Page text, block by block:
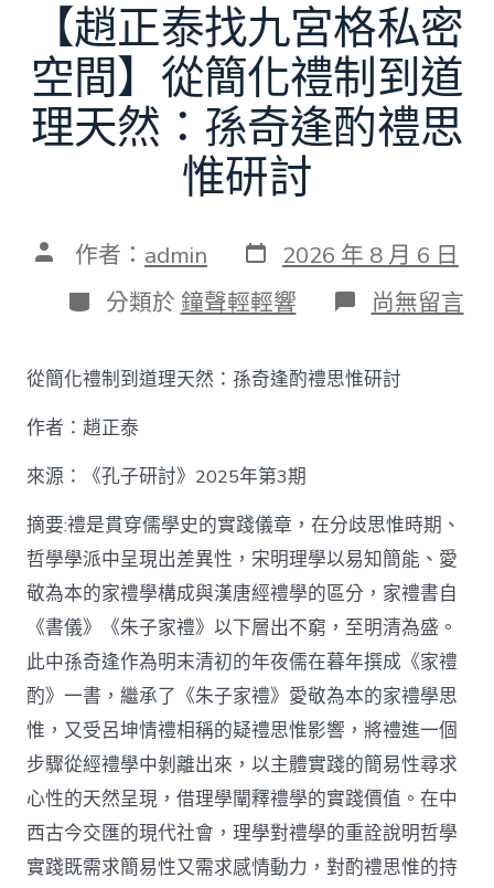
【趙正泰找九宮格私密
空間】從簡化禮制到道
理天然：孫奇逢酌禮思
惟研討
文 作者： admin 發
表
日
期
2026 年 8 月 6 日
分
類
分類於 鐘聲輕輕響 在
〈【趙
泰
找
空
間】
從
簡
化
禮
制
到
道
理
天
然：
孫
奇
逢
酌
禮
尚無留言
從簡化禮制到道理天然：孫奇逢酌禮思惟研討
作者：趙正泰
來源：《孔子研討》2025年第3期
摘要:禮是貫穿儒學史的實踐儀章，在分歧思惟時期、
哲學學派中呈現出差異性，宋明理學以易知簡能、愛
敬為本的家禮學構成與漢唐經禮學的區分，家禮書自
《書儀》《朱子家禮》以下層出不窮，至明清為盛。
此中孫奇逢作為明末清初的年夜儒在暮年撰成《家禮
酌》一書，繼承了《朱子家禮》愛敬為本的家禮學思
惟，又受呂坤情禮相稱的疑禮思惟影響，將禮進一個
步驟從經禮學中剝離出來，以主體實踐的簡易性尋求
心性的天然呈現，借理學闡釋禮學的實踐價值。在中
西古今交匯的現代社會，理學對禮學的重詮說明哲學
實踐既需求簡易性又需求感情動力，對酌禮思惟的持